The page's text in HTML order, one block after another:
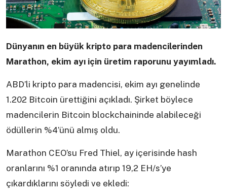
Dünyanın en büyük kripto para madencilerinden
Marathon, ekim ayı için üretim raporunu yayımladı.
ABD’li kripto para madencisi, ekim ayı genelinde
1.202 Bitcoin ürettiğini açıkladı. Şirket böylece
madencilerin Bitcoin blockchaininde alabileceği
ödüllerin %4’ünü almış oldu.
Marathon CEO’su Fred Thiel, ay içerisinde hash
oranlarını %1 oranında atırıp 19,2 EH/s’ye
çıkardıklarını söyledi ve ekledi: